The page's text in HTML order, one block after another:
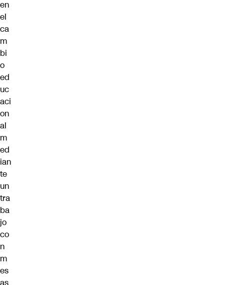
en
el
ca
m
bi
o
ed
uc
aci
on
al
m
ed
ian
te
un
tra
ba
jo
co
n
m
es
as